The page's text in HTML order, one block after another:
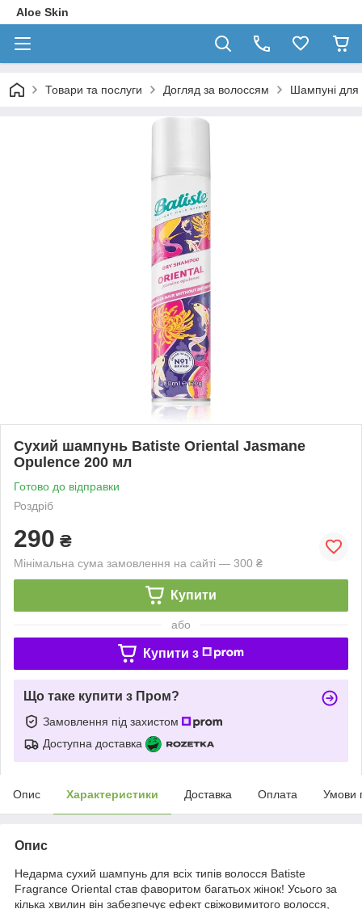
Aloe Skin
Товари та послуги Догляд за волоссям Шампуні для
Сухий шампунь Batiste Oriental Jasmane
Opulence 200 мл
Готово до відправки
Роздріб
290 ₴
Мінімальна сума замовлення на сайті — 300 ₴
Купити
або
Купити з
Що таке купити з Пром?
Замовлення під захистом
Доступна доставка
Опис Характеристики Доставка Оплата Умови
Опис
Недарма сухий шампунь для всіх типів волосся Batiste
Fragrance Oriental став фаворитом багатьох жінок! Усього за
кілька хвилин він забезпечує ефект свіжовимитого волосся,